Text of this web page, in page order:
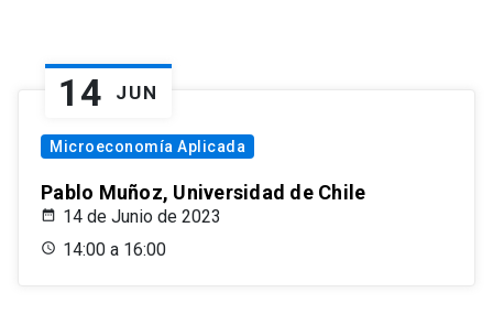
14 JUN
Microeconomía Aplicada
Pablo Muñoz, Universidad de Chile
14 de Junio de 2023
14:00 a 16:00